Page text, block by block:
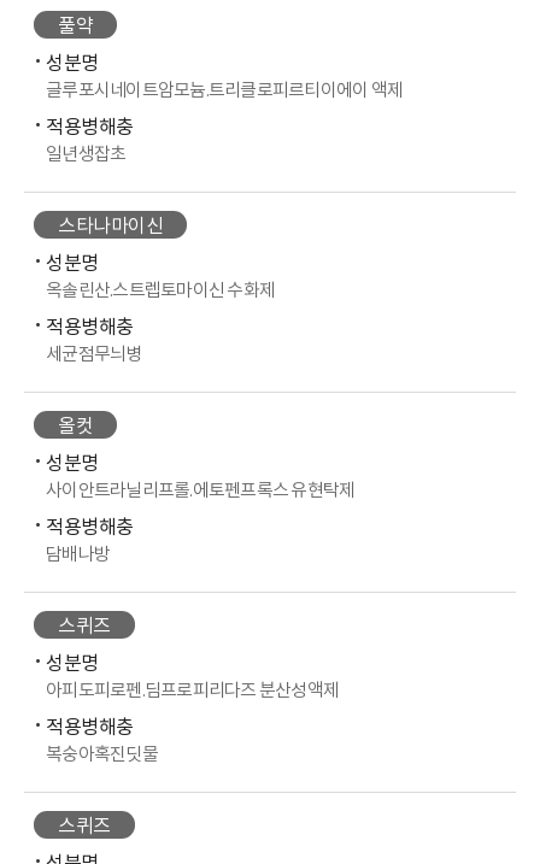
풀약
성분명
글루포시네이트암모늄.트리클로피르티이에이 액제
적용병해충
일년생잡초
스타나마이신
성분명
옥솔린산.스트렙토마이신 수화제
적용병해충
세균점무늬병
올컷
성분명
사이안트라닐리프롤.에토펜프록스 유현탁제
적용병해충
담배나방
스퀴즈
성분명
아피도피로펜.딤프로피리다즈 분산성액제
적용병해충
복숭아혹진딧물
스퀴즈